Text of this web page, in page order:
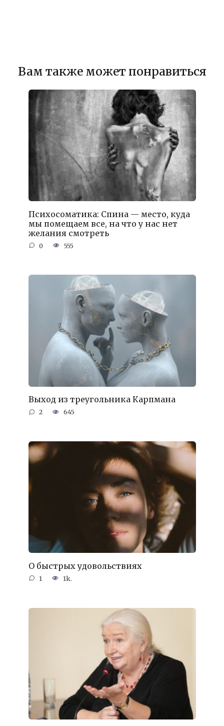
Вам также может понравиться
Психосоматика: Спина — место, куда
мы помещаем все, на что у нас нет
желания смотреть
0 555
Выход из треугольника Карпмана
2 645
О быстрых удовольствиях
1 1k.